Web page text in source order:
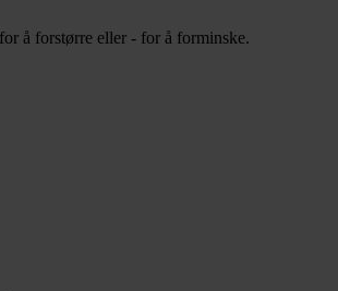
å forstørre eller - for å forminske.